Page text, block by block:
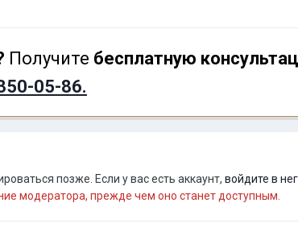
Получите бесплатную
05-86.
позже. Если у вас есть аккаунт, войдите в
модератора, прежде чем оно станет доступным.